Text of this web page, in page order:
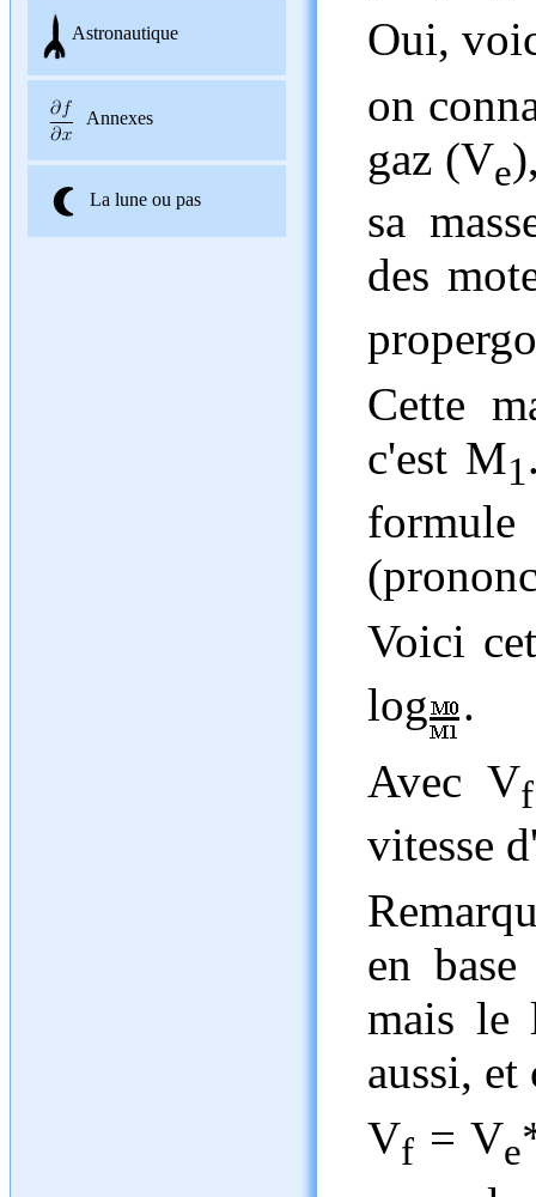
Astronautique
Annexes
La lune ou pas
Oui,
on
gaz (Ve
sa
des
Cette
c'est M1
Voici
log
.
Avec Vf
vitesse
en
mais le
aussi, et
Vf = Ve